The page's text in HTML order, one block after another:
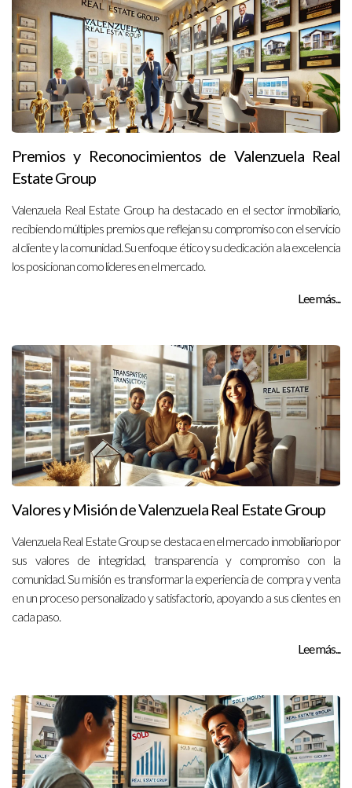
Premios y Reconocimientos de Valenzuela Real
Estate Group
Valenzuela Real Estate Group ha destacado en el sector inmobiliario,
recibiendo múltiples premios que reflejan su compromiso con el servicio
al cliente y la comunidad. Su enfoque ético y su dedicación a la excelencia
los posicionan como líderes en el mercado.
Lee más...
Valores y Misión de Valenzuela Real Estate Group
Valenzuela Real Estate Group se destaca en el mercado inmobiliario por
sus valores de integridad, transparencia y compromiso con la
comunidad. Su misión es transformar la experiencia de compra y venta
en un proceso personalizado y satisfactorio, apoyando a sus clientes en
cada paso.
Lee más...